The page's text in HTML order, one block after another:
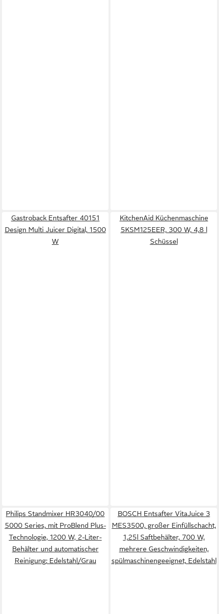
Gastroback Entsafter 40151
Design Multi Juicer Digital, 1500
W
KitchenAid Küchenmaschine
5KSM125EER, 300 W, 4,8 l
Schüssel
Philips Standmixer HR3040/00
5000 Series, mit ProBlend Plus-
Technologie, 1200 W, 2-Liter-
Behälter und automatischer
Reinigung; Edelstahl/Grau
BOSCH Entsafter VitaJuice 3
MES3500, großer Einfüllschacht,
1,25l Saftbehälter, 700 W,
mehrere Geschwindigkeiten,
spülmaschinengeeignet, Edelstahl